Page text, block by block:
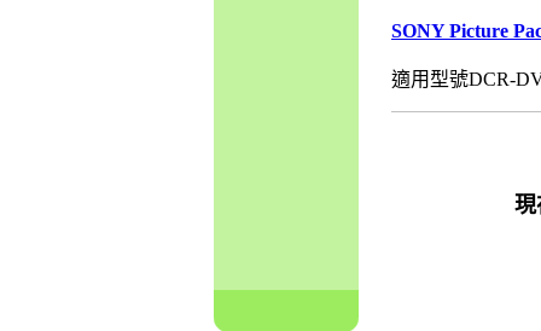
SONY Picture
適用型號DCR-